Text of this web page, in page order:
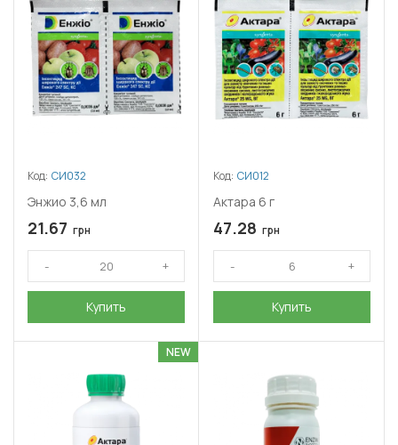
Код: СИ032
Энжио 3,6 мл
21.67 грн
Купить
Код: СИ012
Актара 6 г
47.28 грн
Купить
NEW